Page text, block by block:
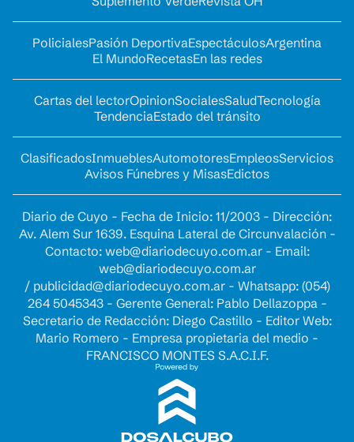
PolicialesPasión DeportivaEspectáculosArgentina
El MundoRecetasEn las redes
Cartas del lectorOpinionSocialesSaludTecnología
TendenciaEstado del tránsito
ClasificadosInmueblesAutomotoresEmpleosServicios
Avisos Fúnebres y MisasEdictos
Diario de Cuyo - Fecha de Inicio: 11/2003 - Dirección:
Av. Alem Sur 1639. Esquina Lateral de Circunvalación -
Contacto: web@diariodecuyo.com.ar- Email:
web@diariodecuyo.com.ar
/ publicidad@diariodecuyo.com.ar- Whatsapp: (054)
264 5045343 - Gerente General: Pablo Dellazoppa -
Secretario de Redacción: Diego Castillo - Editor Web:
Mario Romero - Empresa propietaria del medio -
FRANCISCO MONTES S.A.C.I.F.